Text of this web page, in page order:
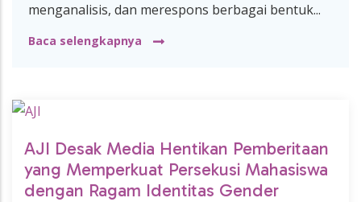
menganalisis, dan merespons berbagai bentuk...
Baca selengkapnya
AJI Desak Media Hentikan Pemberitaan
yang Memperkuat Persekusi Mahasiswa
dengan Ragam Identitas Gender